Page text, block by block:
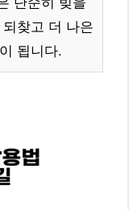
찾고 더 나은
됩니다.